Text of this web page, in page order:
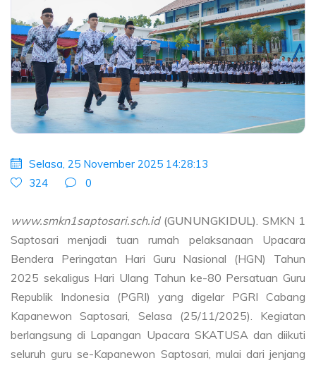
Selasa, 25 November 2025 14:28:13
324
0
www.smkn1saptosari.sch.id (GUNUNGKIDUL). SMKN 1
Saptosari menjadi tuan rumah pelaksanaan Upacara
Bendera Peringatan Hari Guru Nasional (HGN) Tahun
2025 sekaligus Hari Ulang Tahun ke-80 Persatuan Guru
Republik Indonesia (PGRI) yang digelar PGRI Cabang
Kapanewon Saptosari, Selasa (25/11/2025). Kegiatan
berlangsung di Lapangan Upacara SKATUSA dan diikuti
seluruh guru se-Kapanewon Saptosari, mulai dari jenjang